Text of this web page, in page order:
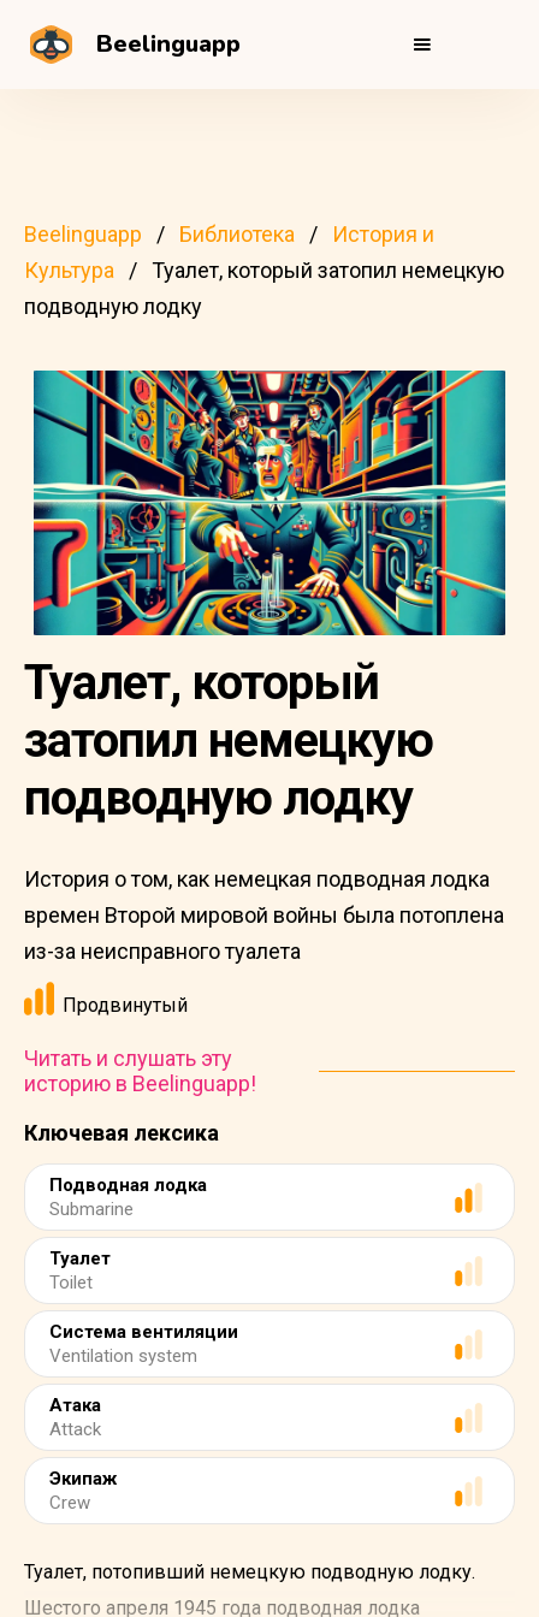
Beelinguapp
Beelinguapp Библиотека
История и
Культура
Туалет, который затопил немецкую
подводную лодку
Ключевая лексика
Подводная лодка
Submarine
Туалет
Toilet
Система вентиляции
Ventilation system
Атака
Attack
Экипаж
Crew
Туалет, который
затопил немецкую
подводную лодку
История о том, как немецкая подводная лодка
времен Второй мировой войны была потоплена
из-за неисправного туалета
Продвинутый
Читать и слушать эту
историю в Beelinguapp!
Туалет, потопивший немецкую подводную лодку.
Шестого апреля 1945 года подводная лодка